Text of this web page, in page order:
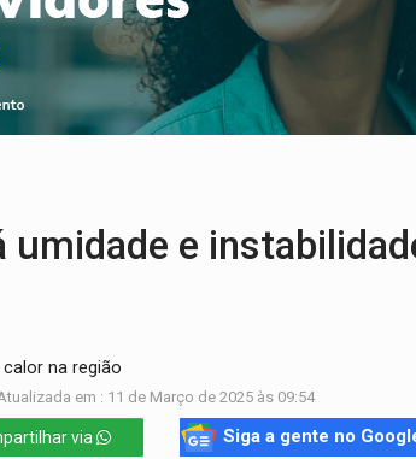
de chuvas isoladas nesta sexta-feira (7)
Geral delibera greve da educação municipal
abre oficina de Comunicação com
umidade e
na região
em : 11 de Março de 2025 às 09:54
via Siga a gente no